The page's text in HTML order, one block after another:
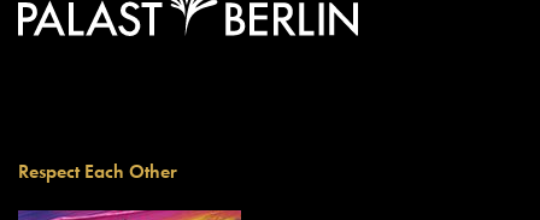
Respect Each Other